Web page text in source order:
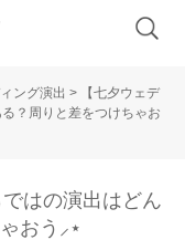
ング演出 >
【七夕ウェデ
？周りと差をつけちゃお
はの演出はどん
おう⸝⋆